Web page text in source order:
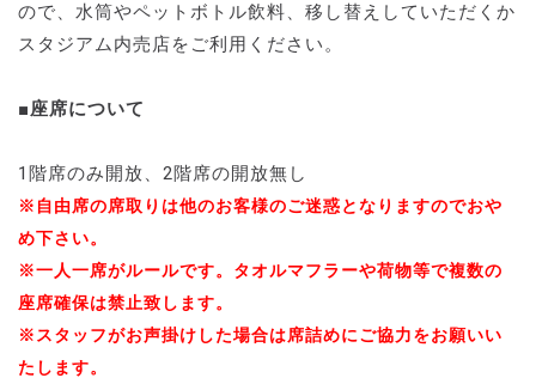
ので、水筒やペットボトル飲料、移し替えしていただくか
スタジアム内売店をご利用ください。
■座席について
1階席のみ開放、2階席の開放無し
※自由席の席取りは他のお客様のご迷惑となりますのでおや
め下さい。
※一人一席がルールです。タオルマフラーや荷物等で複数の
座席確保は禁止致します。
※スタッフがお声掛けした場合は席詰めにご協力をお願いい
たします。